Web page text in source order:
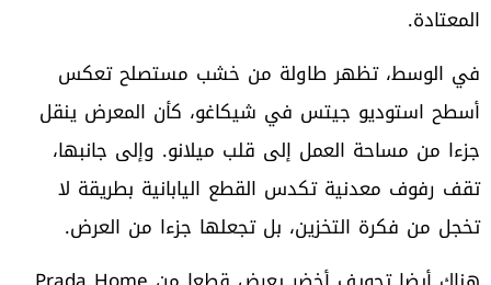
المعتادة.
في الوسط، تظهر طاولة من خشب مستصلح تعكس
أسطح استوديو جيتس في شيكاغو، كأن المعرض ينقل
جزءا من مساحة العمل إلى قلب ميلانو. وإلى جانبها،
تقف رفوف معدنية تكدس القطع اليابانية بطريقة لا
تخجل من فكرة التخزين، بل تجعلها جزءا من العرض.